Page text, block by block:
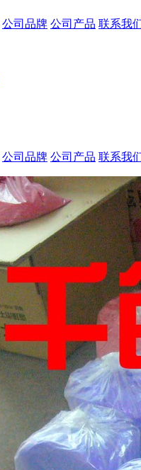
公司品牌 公司产品 联系我
公司品牌 公司产品 联系我